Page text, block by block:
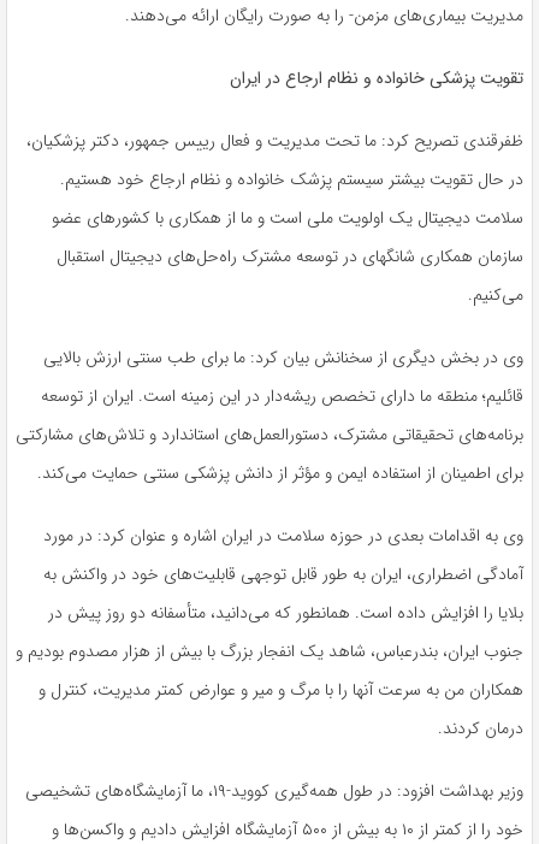
مدیریت بیماری‌های مزمن- را به صورت رایگان ارائه می‌دهند.
تقویت پزشکی خانواده و نظام ارجاع در ایران
ظفرقندی تصریح کرد: ما تحت مدیریت و فعال رییس جمهور، دکتر پزشکیان،
در حال تقویت بیشتر سیستم پزشک خانواده و نظام ارجاع خود هستیم.
سلامت دیجیتال یک اولویت ملی است و ما از همکاری با کشورهای عضو
سازمان همکاری شانگهای در توسعه مشترک راه‌حل‌های دیجیتال استقبال
می‌کنیم.
وی در بخش دیگری از سخنانش بیان کرد: ما برای طب سنتی ارزش بالایی
قائلیم؛ منطقه ما دارای تخصص ریشه‌دار در این زمینه است. ایران از توسعه
برنامه‌های تحقیقاتی مشترک، دستورالعمل‌های استاندارد و تلاش‌های مشارکتی
برای اطمینان از استفاده ایمن و مؤثر از دانش پزشکی سنتی حمایت می‌کند.
وی به اقدامات بعدی در حوزه سلامت در ایران اشاره و عنوان کرد: در مورد
آمادگی اضطراری، ایران به طور قابل توجهی قابلیت‌های خود در واکنش به
بلایا را افزایش داده است. همانطور که می‌دانید، متأسفانه دو روز پیش در
جنوب ایران، بندرعباس، شاهد یک انفجار بزرگ با بیش از هزار مصدوم بودیم و
همکاران من به سرعت آنها را با مرگ و میر و عوارض کمتر مدیریت، کنترل و
درمان کردند.
وزیر بهداشت افزود: در طول همه‌گیری کووید-۱۹، ما آزمایشگاه‌های تشخیصی
خود را از کمتر از ۱۰ به بیش از ۵۰۰ آزمایشگاه افزایش دادیم و واکسن‌ها و